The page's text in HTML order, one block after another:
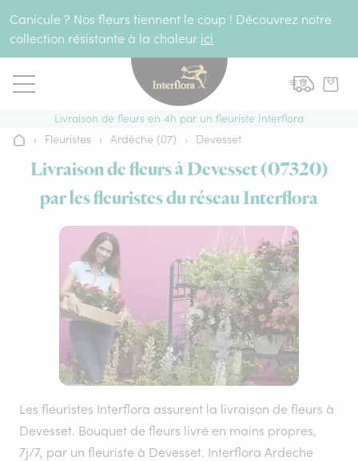
Canicule ? Nos fleurs tiennent le coup ! Découvrez notre
collection résistante à la chaleur ici
Livraison de fleurs en 4h par un fleuriste Interflora
Accueil
› Fleuristes › Ardèche (07) › Devesset
Livraison de fleurs à Devesset (07320)
par les fleuristes du réseau Interflora
Les fleuristes Interflora assurent la livraison de fleurs à
Devesset. Bouquet de fleurs livré en mains propres,
7j/7, par un fleuriste à Devesset. Interflora Ardeche